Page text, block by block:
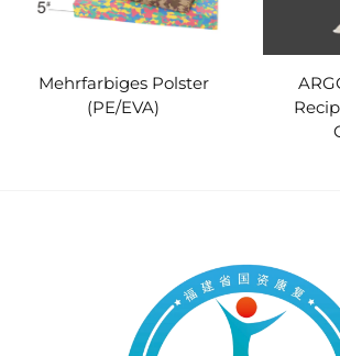
Mehrfarbiges Polster
(PE/EVA)